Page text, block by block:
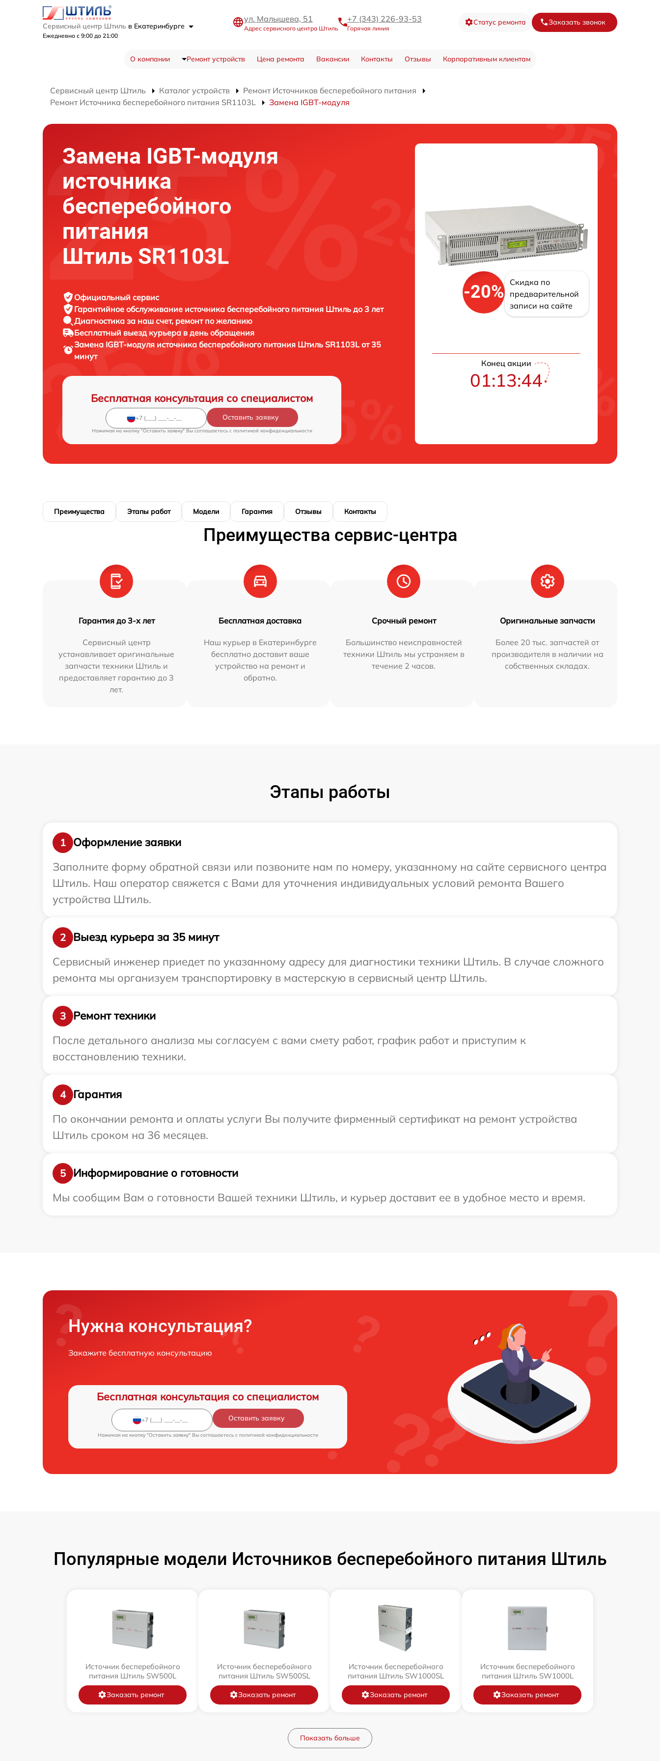
Сервисный центр Штиль в Екатеринбурге
Ежедневно с 9:00 до 21:00
ул. Малышева, 51
Адрес сервисного центра Штиль
+7 (343) 226-93-53
Горячая линия
Статус ремонта Заказать звонок
О компании Ремонт устройств Цена ремонта Вакансии Контакты Отзывы Корпоративным клиентам
Сервисный центр Штиль Каталог устройств
Ремонт Источников бесперебойного питания
Ремонт Источника бесперебойного питания SR1103L
Замена IGBT-модуля
Замена IGBT-модуля
источника
бесперебойного
питания
Штиль SR1103L
Официальный сервис
Гарантийное обслуживание источника бесперебойного питания Штиль до 3 лет
Диагностика за наш счет, ремонт по желанию
Бесплатный выезд курьера в день обращения
Замена IGBT-модуля источника бесперебойного питания Штиль SR1103L от 35
минут
Бесплатная консультация со специалистом
Оставить заявку
Нажимая на кнопку "Оставить заявку" Вы соглашаетесь c политикой конфиденциальности
-20%
Скидка по
предварительной
записи на сайте
Конец акции
01:13:43
Преимущества Этапы работ Модели Гарантия Отзывы Контакты
Преимущества сервис-центра
Гарантия до 3-х лет
Сервисный центр
устанавливает оригинальные
запчасти техники Штиль и
предоставляет гарантию до 3
лет.
Бесплатная доставка
Наш курьер в Екатеринбурге
бесплатно доставит ваше
устройство на ремонт и
обратно.
Срочный ремонт
Большинство неисправностей
техники Штиль мы устраняем в
течение 2 часов.
Оригинальные запчасти
Более 20 тыс. запчастей от
производителя в наличии на
собственных складах.
Этапы работы
1
Оформление заявки
Заполните форму обратной связи или позвоните нам по номеру, указанному на сайте сервисного центра
Штиль. Наш оператор свяжется с Вами для уточнения индивидуальных условий ремонта Вашего
устройства Штиль.
2
Выезд курьера за 35 минут
Сервисный инженер приедет по указанному адресу для диагностики техники Штиль. В случае сложного
ремонта мы организуем транспортировку в мастерскую в сервисный центр Штиль.
3
Ремонт техники
После детального анализа мы согласуем с вами смету работ, график работ и приступим к
восстановлению техники.
4
Гарантия
По окончании ремонта и оплаты услуги Вы получите фирменный сертификат на ремонт устройства
Штиль сроком на 36 месяцев.
5
Информирование о готовности
Мы сообщим Вам о готовности Вашей техники Штиль, и курьер доставит ее в удобное место и время.
Нужна консультация?
Закажите бесплатную консультацию
Бесплатная консультация со специалистом
Оставить заявку
Нажимая на кнопку "Оставить заявку" Вы соглашаетесь c политикой конфиденциальности
Популярные модели Источников бесперебойного питания Штиль
Источник бесперебойного
питания Штиль SW500L
Заказать ремонт
Источник бесперебойного
питания Штиль SW500SL
Заказать ремонт
Источник бесперебойного
питания Штиль SW1000SL
Заказать ремонт
Источник бесперебойного
питания Штиль SW1000L
Заказать ремонт
Показать больше